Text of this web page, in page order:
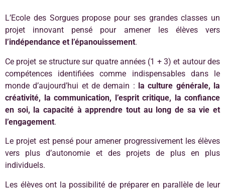
L’Ecole des Sorgues propose pour ses grandes classes un
projet innovant pensé pour amener les élèves vers
l’indépendance et l’épanouissement.
Ce projet se structure sur quatre années (1 + 3) et autour des
compétences identifiées comme indispensables dans le
monde d’aujourd’hui et de demain : la culture générale, la
créativité, la communication, l’esprit critique, la confiance
en soi, la capacité à apprendre tout au long de sa vie et
l’engagement.
Le projet est pensé pour amener progressivement les élèves
vers plus d’autonomie et des projets de plus en plus
individuels.
Les élèves ont la possibilité de préparer en parallèle de leur